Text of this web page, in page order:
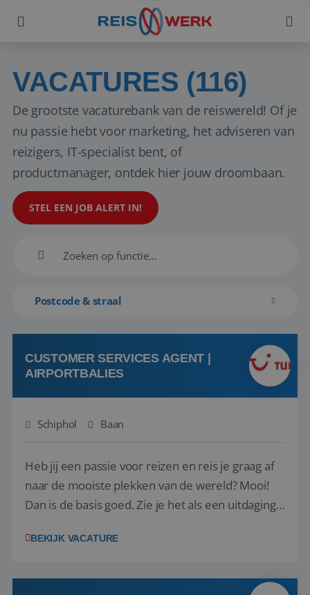
VACATURES (116)
De grootste vacaturebank van de reiswereld! Of je
nu passie hebt voor marketing, het adviseren van
reizigers, IT-specialist bent, of
productmanager, ontdek hier jouw droombaan.
STEL EEN JOB ALERT IN!
Postcode & straal
CUSTOMER SERVICES AGENT |
AIRPORTBALIES
Schiphol Baan
Heb jij een passie voor reizen en reis je graag af
naar de mooiste plekken van de wereld? Mooi!
Dan is de basis goed. Zie je het als een uitdaging
het samenstellen en boeken van de perfecte
deze onderdelen zijn nu samen gevoegd...
BEKIJK VACATURE